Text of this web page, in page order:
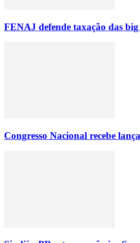
FENAJ defende taxação das
Congresso Nacional recebe